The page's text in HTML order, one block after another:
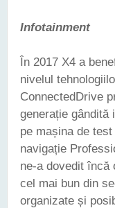
Infotainment
În 2017 X4 a
nivelul
ConnectedDrive
generație gândită
pe mașina de
navigație
ne-a dovedit încă
cel mai bun din
organizate și